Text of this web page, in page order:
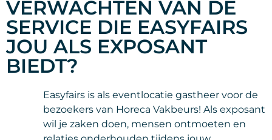
VERWACHTEN VAN DE
SERVICE DIE EASYFAIRS
JOU ALS EXPOSANT
BIEDT?
Easyfairs is als eventlocatie gastheer voor de
bezoekers van Horeca Vakbeurs! Als exposant
wil je zaken doen, mensen ontmoeten en